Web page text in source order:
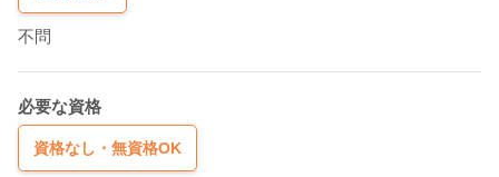
不問
必要な資格
資格なし・無資格OK